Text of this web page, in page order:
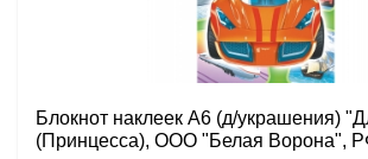
Блокнот наклеек А6 (д/украшения)
(Принцесса), ООО "Белая Ворона",